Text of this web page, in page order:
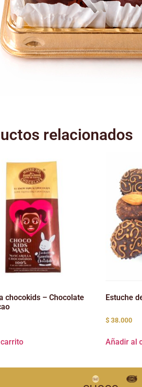
relacionados
chocokids – Chocolate
Estuche
$38.000
Añadir al